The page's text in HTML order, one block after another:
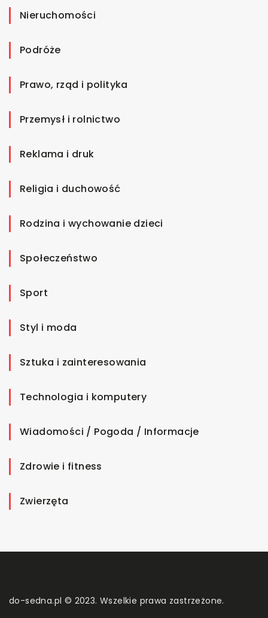
Nieruchomości
Podróże
Prawo, rząd i polityka
Przemysł i rolnictwo
Reklama i druk
Religia i duchowość
Rodzina i wychowanie dzieci
Społeczeństwo
Sport
Styl i moda
Sztuka i zainteresowania
Technologia i komputery
Wiadomości / Pogoda / Informacje
Zdrowie i fitness
Zwierzęta
do-sedna.pl © 2023. Wszelkie prawa zastrzeżone.